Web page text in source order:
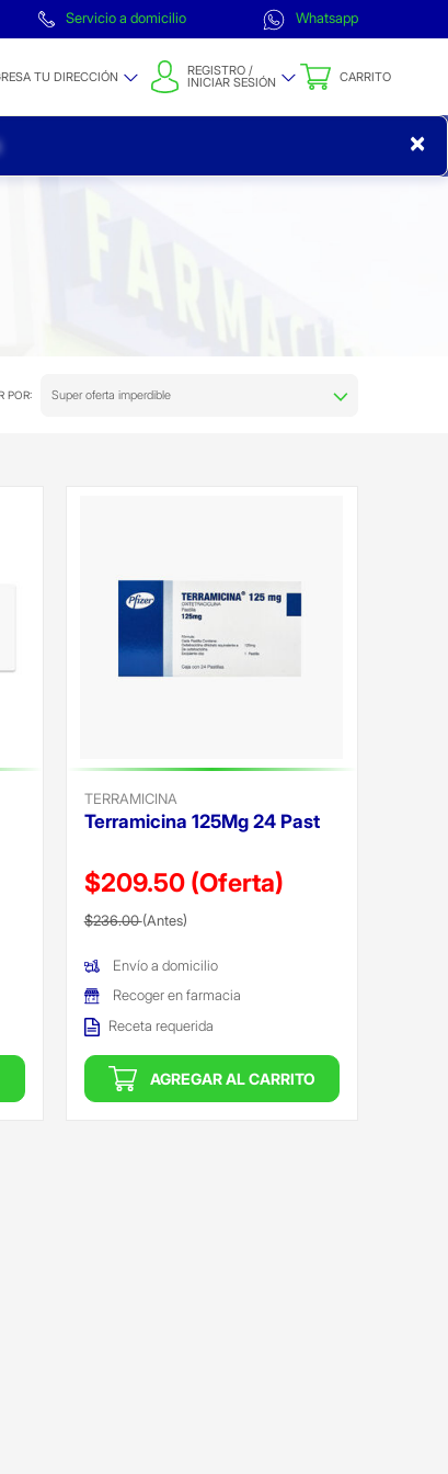
Servicio a domicilio Whatsapp
TU DIRECCIÓN REGISTRO /
INICIAR SESIÓN CARRITO
×
POR: Super oferta imperdible
TERRAMICINA
Terramicina 125Mg 24 Past
$209.50 (Oferta)
Precio reducido de
$236.00(Antes)(Oferta)
Envío a domicilio
Recoger en farmacia
Receta requerida
AGREGAR AL CARRITO